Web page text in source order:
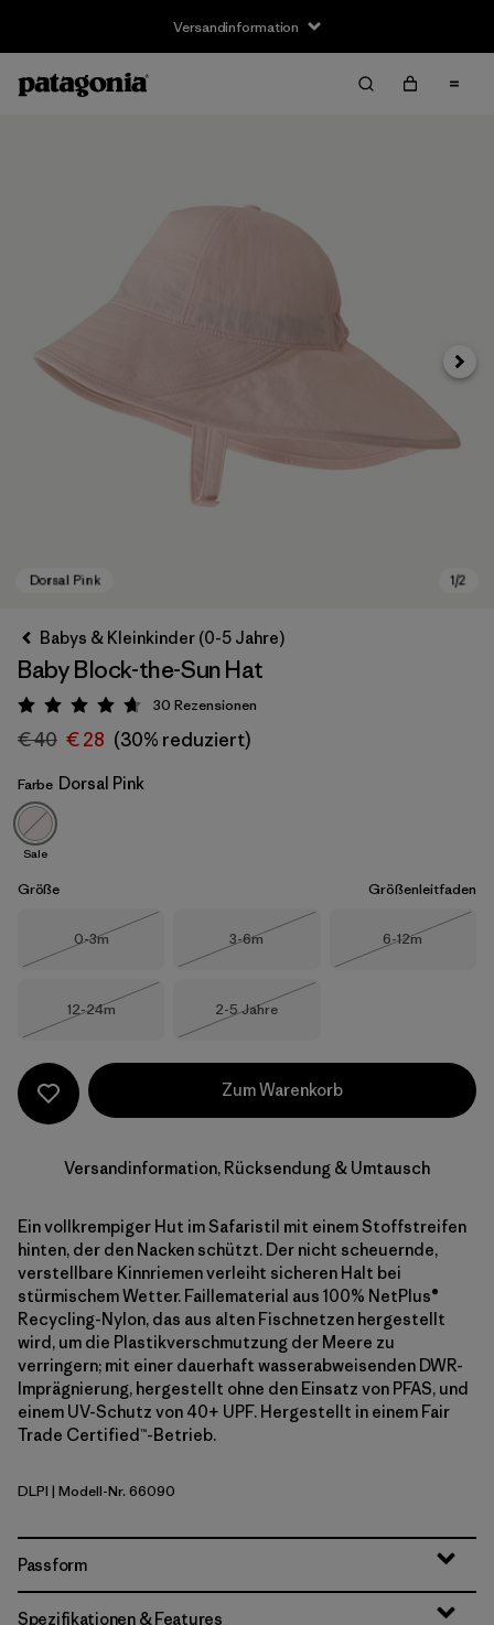
Versandinformation
Dorsal Pink
Babys & Kleinkinder (0-5 Jahre)
Baby Block-the-Sun Hat
Bewertung: 4.7 / 5
30 Rezensionen
€ 40 € 28 (30% reduziert)
Farbe Dorsal Pink
Sale
Größe Größenleitfaden
Größe
0-3m
Größe
3-6m
Größe
6-12m
Größe
12-24m
Größe
2-5 Jahre
Zum Warenkorb
Versandinformation, Rücksendung & Umtausch
Ein vollkrempiger Hut im Safaristil mit einem Stoffstreifen
hinten, der den Nacken schützt. Der nicht scheuernde,
verstellbare Kinnriemen verleiht sicheren Halt bei
stürmischem Wetter. Faillematerial aus 100% NetPlus®
Recycling-Nylon, das aus alten Fischnetzen hergestellt
wird, um die Plastikverschmutzung der Meere zu
verringern; mit einer dauerhaft wasserabweisenden DWR-
Imprägnierung, hergestellt ohne den Einsatz von PFAS, und
einem UV-Schutz von 40+ UPF. Hergestellt in einem Fair
Trade Certified™-Betrieb.
Dorsal Pink
DLPI | Modell-Nr. 66090
Passform
Spezifikationen & Features